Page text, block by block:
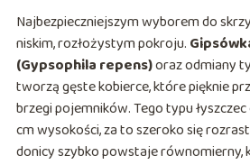
Najbezpieczniejszym wyborem do
niskim, rozłożystym pokroju.
(Gypsophila repens)oraz odmiany
tworzą gęste kobierce, które pięknie
brzegi pojemników. Tego typu
cm wysokości, za to szeroko się
donicy szybko powstaje równomierny,